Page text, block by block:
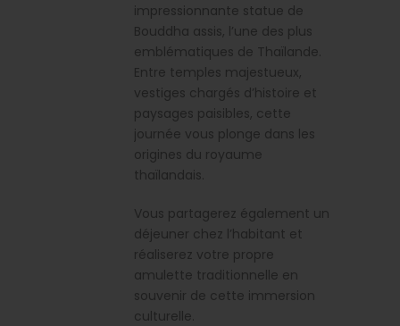
impressionnante statue de
Bouddha assis, l’une des plus
emblématiques de Thaïlande.
Entre temples majestueux,
vestiges chargés d’histoire et
paysages paisibles, cette
journée vous plonge dans les
origines du royaume
thaïlandais.
Vous partagerez également un
déjeuner chez l’habitant et
réaliserez votre propre
amulette traditionnelle en
souvenir de cette immersion
culturelle.